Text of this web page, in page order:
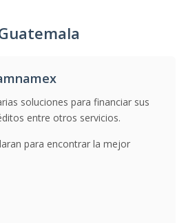
soluciones para financiar sus
entre otros servicios.
para encontrar la mejor